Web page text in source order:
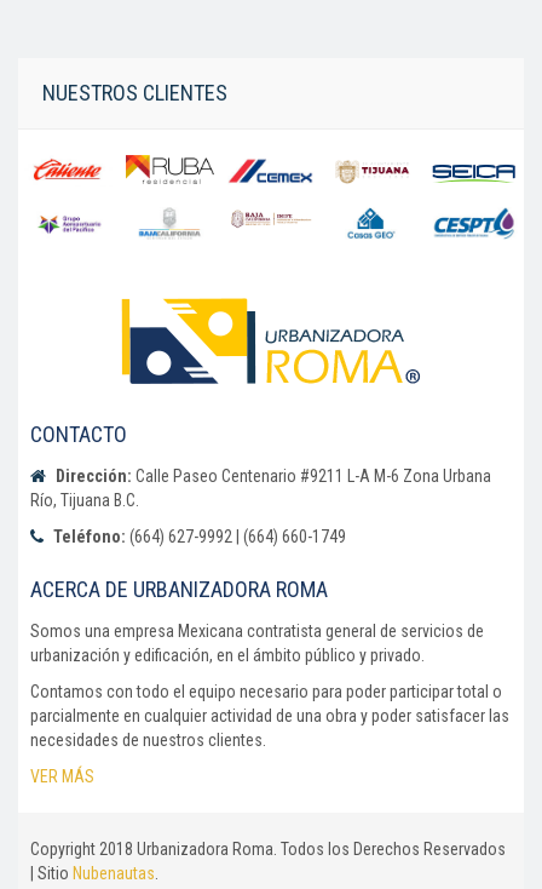
NUESTROS CLIENTES
CONTACTO
Dirección: Calle Paseo Centenario #9211 L-A M-6 Zona Urbana
Río, Tijuana B.C.
Teléfono: (664) 627-9992 | (664) 660-1749
ACERCA DE URBANIZADORA ROMA
Somos una empresa Mexicana contratista general de servicios de
urbanización y edificación, en el ámbito público y privado.
Contamos con todo el equipo necesario para poder participar total o
parcialmente en cualquier actividad de una obra y poder satisfacer las
necesidades de nuestros clientes.
VER MÁS
Copyright 2018 Urbanizadora Roma. Todos los Derechos Reservados
| Sitio Nubenautas